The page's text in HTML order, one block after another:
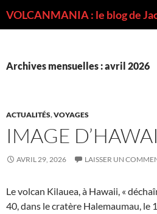
Archives mensuelles : avril 2026
ACTUALITÉS,VOYAGES
IMAGE
AVRIL 29, 2026 LAISSER UN
Le volcan Kilauea, à Hawaii, «
40, dans le cratère Halemaumau, le